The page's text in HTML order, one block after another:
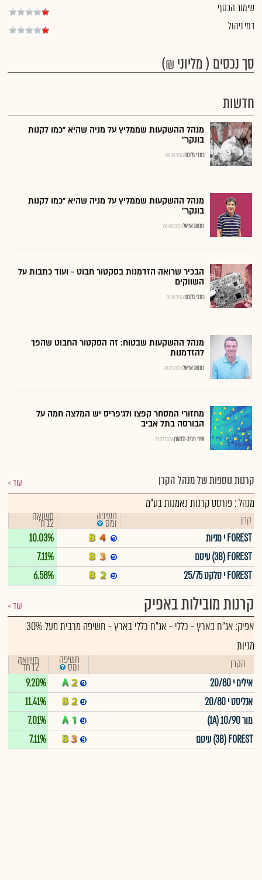
שימור הכסף
דמי ניהול
סך נכסים ( מליוני ₪)
חדשות
מנהל ההשקעות שממליץ על מניה שהיא "כמו לקנות
בונקר"
08.08.2026כתבי גלובס
מנהל ההשקעות שממליץ על מניה שהיא "כמו לקנות
בונקר"
04.08.2026נתנאל אריאל
הבכיר שרואה הזדמנות בסקטור חבוט - ועוד כתבות על
השווקים
01.08.2026כתבי גלובס
מנהל ההשקעות שבטוח: זה הסקטור החבוט שהפך
להזדמנות
28.07.2026נתנאל אריאל
מחזורי המסחר קפצו ולג'פריס יש המלצה חמה על
הבורסה בתל אביב
27.07.2026שירי חביב-ולדהורן
קרנות נוספות של מנהל הקרן עוד
מנהל : פורסט קרנות נאמנות בע"מ
קרן חשיפה
ומס תשואה
12 ח'
FOREST י מניות
10.03%
3B) FOREST) עיטם
7.11%
FOREST י סלקט 25/75
6.58%
קרנות מובילות באפיק עוד
אפיק: אג"ח בארץ - כללי-
אג"ח כללי בארץ - חשיפה מרבית מעל 30%
מניות
הקרן חשיפה
ומס תשואה
12 חד'
אילים י 20/80
9.20%
אנליסט י 20/80
11.41%
מור 1A) 10/90)
7.01%
3B) FOREST) עיטם
7.11%